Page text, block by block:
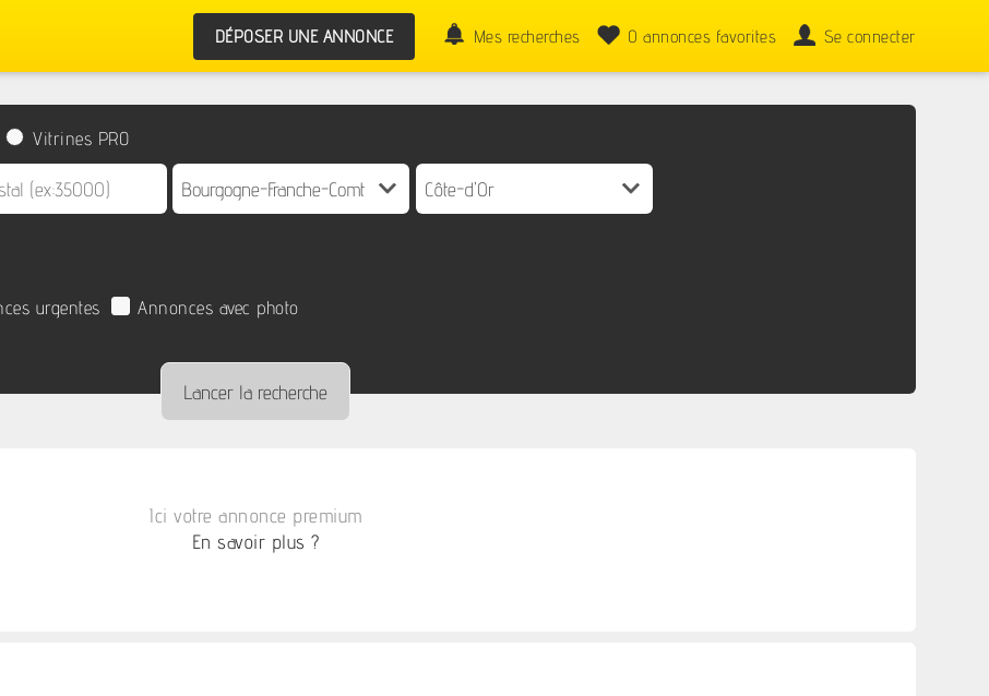
DÉPOSER UNE ANNONCE Mes recherches 0 annonces favorites Se connecter
Vitrines PRO
urgentes Annonces avec photo
Ici votre annonce premium
En savoir plus ?